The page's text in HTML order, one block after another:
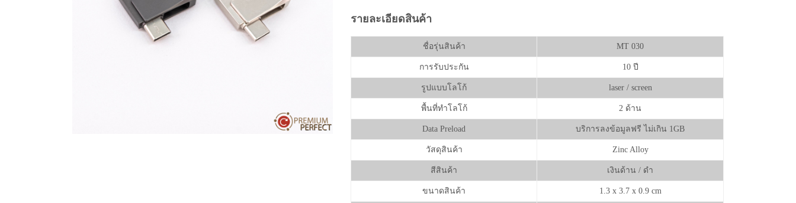
รายละเอียดสินค้า
ชื่อรุ่นสินค้า MT 030
การรับประกัน 10 ปี
รูปแบบโลโก้ laser / screen
พื้นที่ทำโลโก้ 2 ด้าน
Data Preload บริการลงข้อมูลฟรี ไม่เกิน 1GB
วัสดุสินค้า Zinc Alloy
สีสินค้า เงินด้าน / ดำ
ขนาดสินค้า 1.3 x 3.7 x 0.9 cm